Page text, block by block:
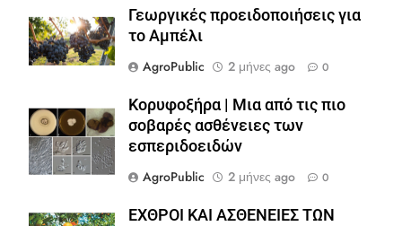
Γεωργικές προειδοποιήσεις για
το Αμπέλι
AgroPublic
2 μήνες ago 0
Κορυφοξήρα | Μια από τις πιο
σοβαρές ασθένειες των
εσπεριδοειδών
AgroPublic
2 μήνες ago 0
ΕΧΘΡΟΙ ΚΑΙ ΑΣΘΕΝΕΙΕΣ ΤΩΝ